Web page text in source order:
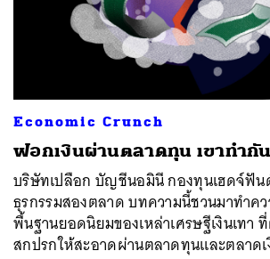
Economic Crunch
ฟอกเงินผ่านตลาดทุน เขาทำกั
บริษัทเปลือก บัญชีนอมินี กองทุนเฮดจ์ฟัน
ธุรกรรมสองตลาด บทความนี้ชวนมาทำค
พื้นฐานยอดนิยมของเหล่าเศรษฐีเงินเทา
สกปรกให้สะอาดผ่านตลาดทุนและตลาด
TWEET LINE